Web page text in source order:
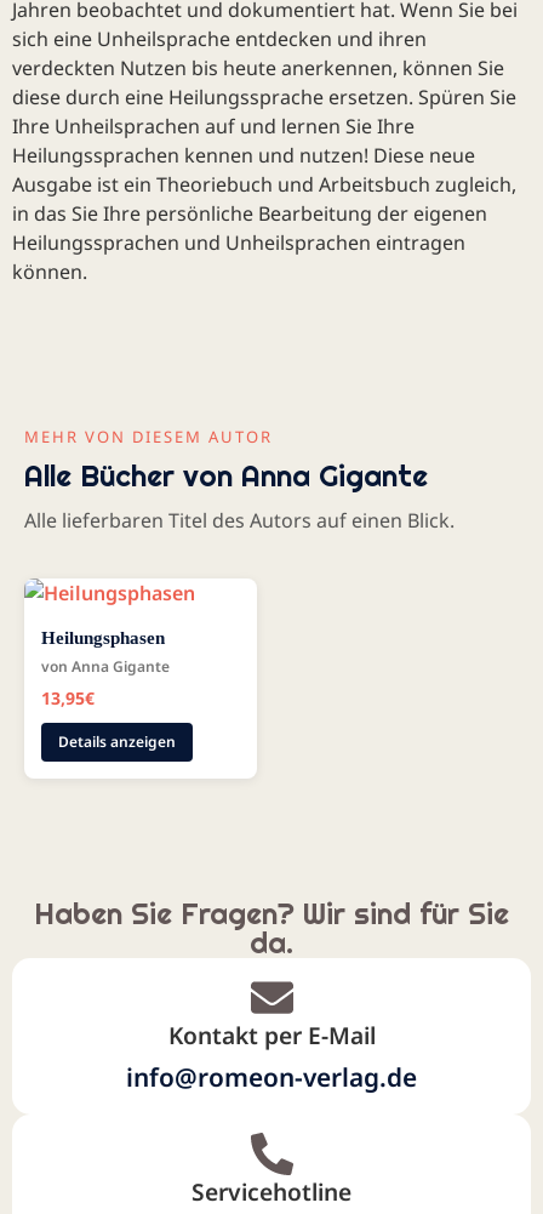
Jahren beobachtet und dokumentiert hat. Wenn Sie bei
sich eine Unheilsprache entdecken und ihren
verdeckten Nutzen bis heute anerkennen, können Sie
diese durch eine Heilungssprache ersetzen. Spüren Sie
Ihre Unheilsprachen auf und lernen Sie Ihre
Heilungssprachen kennen und nutzen! Diese neue
Ausgabe ist ein Theoriebuch und Arbeitsbuch zugleich,
in das Sie Ihre persönliche Bearbeitung der eigenen
Heilungssprachen und Unheilsprachen eintragen
können.
MEHR VON DIESEM AUTOR
Alle Bücher von Anna Gigante
Alle lieferbaren Titel des Autors auf einen Blick.
Heilungsphasen
von Anna Gigante
13,95€
Details anzeigen
Haben Sie Fragen? Wir sind für Sie
da.
Kontakt per E-Mail
info@romeon-verlag.de
Servicehotline